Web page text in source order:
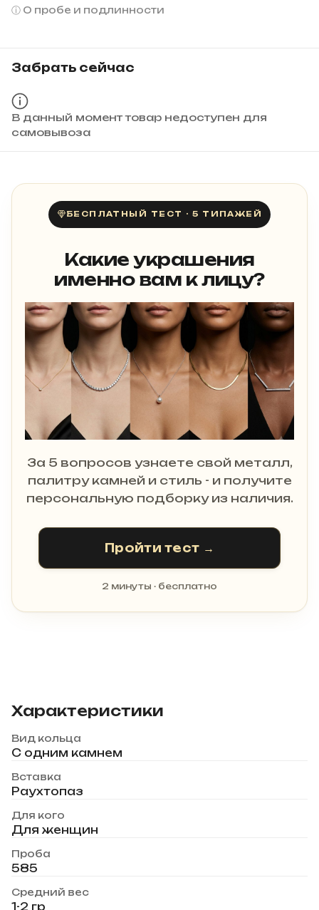
О пробе и подлинности
Забрать сейчас
В данный момент товар недоступен для
самовывоза
БЕСПЛАТНЫЙ ТЕСТ · 5 ТИПАЖЕЙ
Какие украшения
именно вам к лицу?
За 5 вопросов узнаете свой металл,
палитру камней и стиль - и получите
персональную подборку из наличия.
Пройти тест →
2 минуты · бесплатно
Характеристики
Вид кольца
С одним камнем
Вставка
Раухтопаз
Для кого
Для женщин
Проба
585
Средний вес
1-2 гр